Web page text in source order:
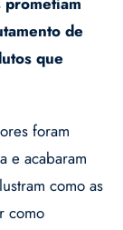
de
que
foram
e acabaram
como as
como